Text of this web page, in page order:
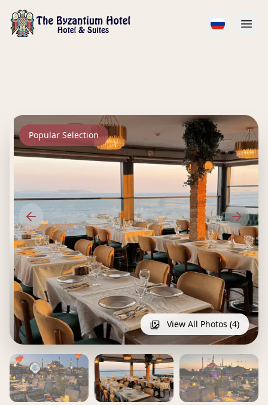
View All Photos (4)
Popular Selection